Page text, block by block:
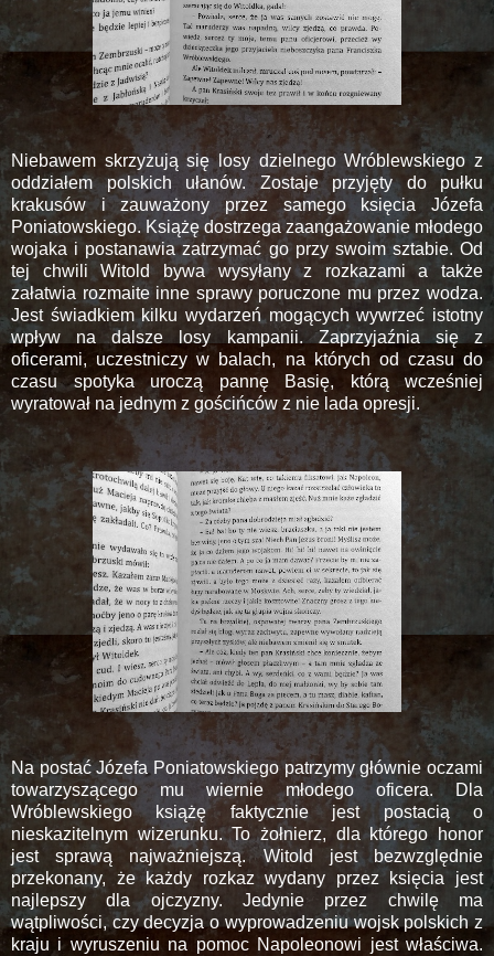
Niebawem skrzyżują się losy dzielnego Wróblewskiego z
oddziałem polskich ułanów. Zostaje przyjęty do pułku
krakusów i zauważony przez samego księcia Józefa
Poniatowskiego. Książę dostrzega zaangażowanie młodego
wojaka i postanawia zatrzymać go przy swoim sztabie. Od
tej chwili Witold bywa wysyłany z rozkazami a także
załatwia rozmaite inne sprawy poruczone mu przez wodza.
Jest świadkiem kilku wydarzeń mogących wywrzeć istotny
wpływ na dalsze losy kampanii. Zaprzyjaźnia się z
oficerami, uczestniczy w balach, na których od czasu do
czasu spotyka uroczą pannę Basię, którą wcześniej
wyratował na jednym z gościńców z nie lada opresji.
Na postać Józefa Poniatowskiego patrzymy głównie oczami
towarzyszącego mu wiernie młodego oficera. Dla
Wróblewskiego książę faktycznie jest postacią o
nieskazitelnym wizerunku. To żołnierz, dla którego honor
jest sprawą najważniejszą. Witold jest bezwzględnie
przekonany, że każdy rozkaz wydany przez księcia jest
najlepszy dla ojczyzny. Jedynie przez chwilę ma
wątpliwości, czy decyzja o wyprowadzeniu wojsk polskich z
kraju i wyruszeniu na pomoc Napoleonowi jest właściwa.